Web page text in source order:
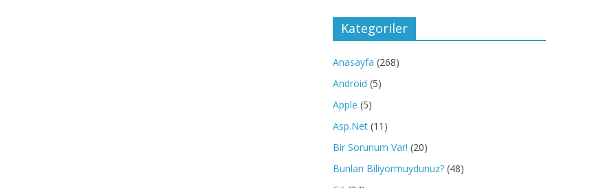
Kategoriler
Anasayfa (268)
Android (5)
Apple (5)
Asp.Net (11)
Bir Sorunum Var! (20)
Bunları Biliyormuydunuz? (48)